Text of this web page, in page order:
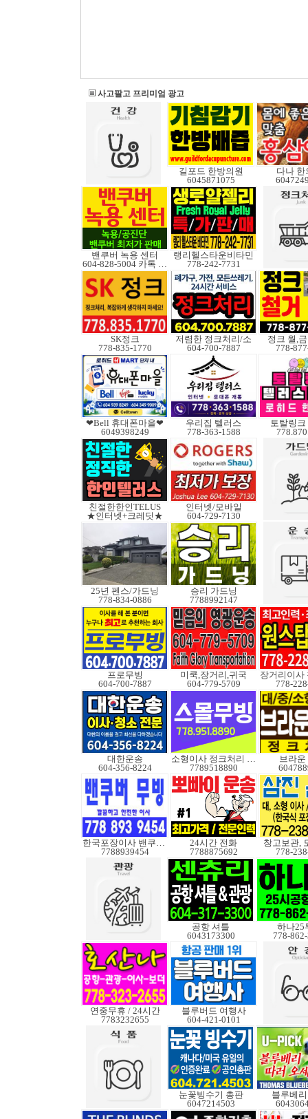
사고팔고 프리미엄 광고
길포드 한방의원
6045871075
다나 한
밴쿠버 녹용 센터
604-828-5004 카톡 Elkcanada
랭리헬스타운비타민
778-242-7731
SK정크
778-835-1770
저렴한 정크처리/소
604-700-7887
정크 월,
778-
❤Bell 휴대폰마을❤
6049398249
우리집 텔러스
778-363-1588
토탈링크
친절한한인TELUS
★인터넷+크레딧★
인터넷/모바일
604-729-7130
25년 펜스/가드닝
778-834-0886
승리 가드닝
7788992147
프로무빙
604-700-7887
미쿡,장거리,귀국
604-779-5709
778-
대한운송
604-356-8224
소형이사 정크처리 무빙
7789518890
브라운
한국포장이사 밴쿠버무빙
7788939454
24시간 전화
7788875692
창고보관,
778-
공항 셔틀
6043173300
하나25
778-
연중무휴 / 24시간
7783232655
블루버드 여행사
604-421-0101
눈꽃빙수기 총판
6047214503
블루베